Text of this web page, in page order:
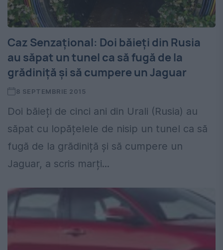
Caz Senzațional: Doi băieți din Rusia
au săpat un tunel ca să fugă de la
grădiniță și să cumpere un Jaguar
8 SEPTEMBRIE 2015
Doi băieți de cinci ani din Urali (Rusia) au
săpat cu lopățelele de nisip un tunel ca să
fugă de la grădiniță și să cumpere un
Jaguar, a scris marți...